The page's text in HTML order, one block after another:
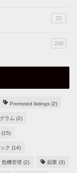
15
208
Promoted listings (2)
ラム (2)
(15)
ク (14)
危機管理 (2) 副業 (3)